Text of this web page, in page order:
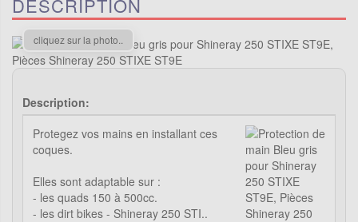
DESCRIPTION
cliquez sur la photo..
Description:
Protegez vos mains en installant ces
coques.
Elles sont adaptable sur :
- les quads 150 à 500cc.
- les dirt bikes - Shineray 250 STI..